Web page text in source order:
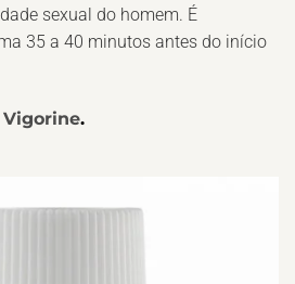
sexual do homem. É
35 a 40 minutos antes do início
Vigorine.